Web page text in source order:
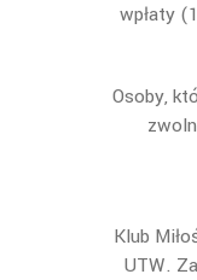
wpłaty
Osoby,
Klub
UTW.